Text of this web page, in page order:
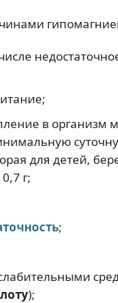
в организм
для детей,
г;
;
);